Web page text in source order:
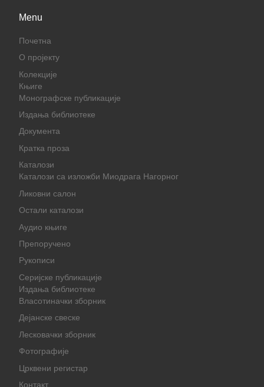
Menu
Почетна
О пројекту
Колекције
Књиге
Монографске публикације
Издања библиотеке
Документа
Кратка проза
Каталози
Каталози са изложби Миодрага Нагорног
Ликовни салон
Остали каталози
Аудио књиге
Препоручено
Рукописи
Серијске публикације
Издања библиотеке
Власотиначки зборник
Дејанске свеске
Лесковачки зборник
Фотографије
Црквени регистар
Контакт